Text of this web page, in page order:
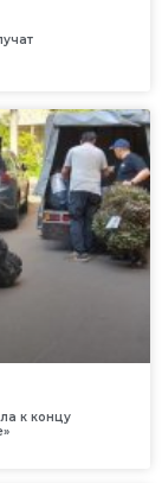
к концу